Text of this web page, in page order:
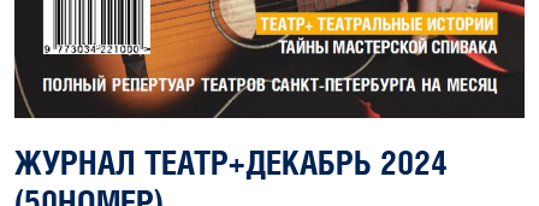
ЖУРНАЛ ТЕАТР+ДЕКАБРЬ 2024